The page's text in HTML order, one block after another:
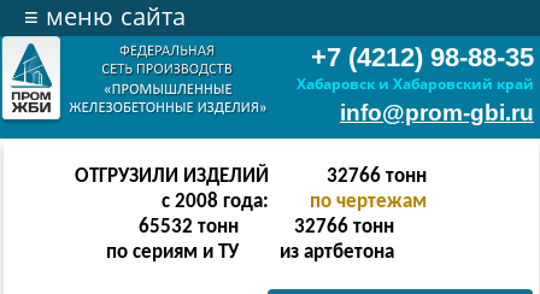
+7 (4212) 98-88-35
Хабаровск и Хабаровский край
info@prom-gbi.ru
≡ меню сайта
ОТГРУЗИЛИ ИЗДЕЛИЙ
с 2008 года:
65534тонн
по чертежам
131068 тонн
по сериям и ТУ
65534 тонн
из артбетона